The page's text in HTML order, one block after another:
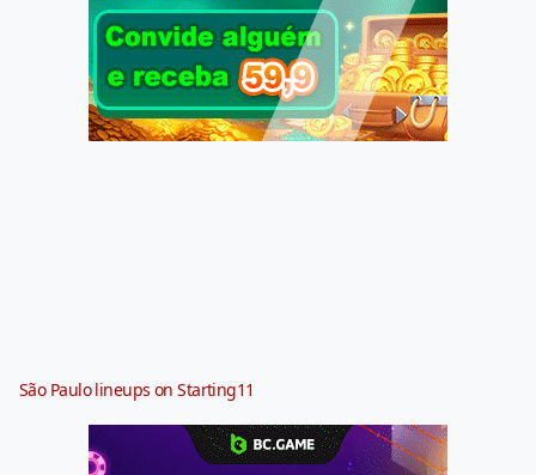
São Paulo lineups on Starting11